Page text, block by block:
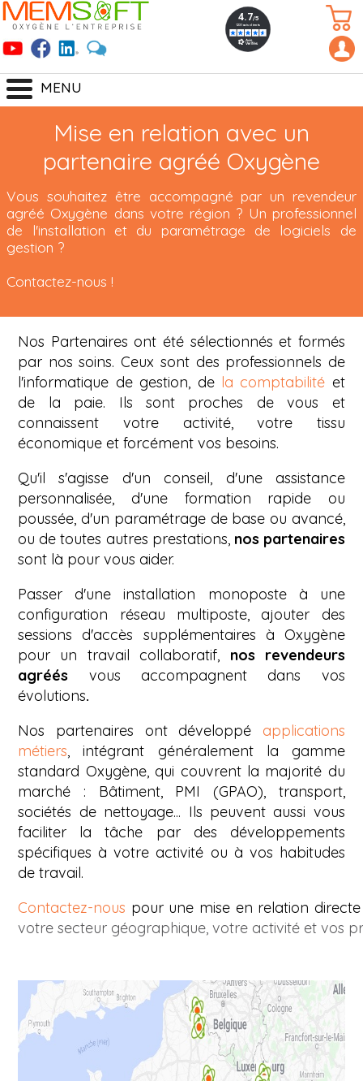
MENU
Mise en relation avec un
partenaire agréé Oxygène
Vous souhaitez être accompagné par un revendeur
agréé Oxygène dans votre région ? Un professionnel
de l'installation et du paramétrage de logiciels de
gestion ?
Contactez-nous !
Nos Partenaires ont été sélectionnés et formés
par nos soins. Ceux sont des professionnels de
l'informatique de gestion, de la comptabilité et
de la paie. Ils sont proches de vous et
connaissent votre activité, votre tissu
économique et forcément vos besoins.
Qu'il s'agisse d'un conseil, d'une assistance
personnalisée, d'une formation rapide ou
poussée, d'un paramétrage de base ou avancé,
ou de toutes autres prestations, nos partenaires
sont là pour vous aider.
Passer d'une installation monoposte à une
configuration réseau multiposte, ajouter des
sessions d'accès supplémentaires à Oxygène
pour un travail collaboratif, nos revendeurs
agréés vous accompagnent dans vos
évolutions.
Nos partenaires ont développé applications
métiers, intégrant généralement la gamme
standard Oxygène, qui couvrent la majorité du
marché : Bâtiment, PMI (GPAO), transport,
sociétés de nettoyage... Ils peuvent aussi vous
faciliter la tâche par des développements
spécifiques à votre activité ou à vos habitudes
de travail.
Contactez-nous pour une mise en relation
votre secteur géographique, votre activité et vos